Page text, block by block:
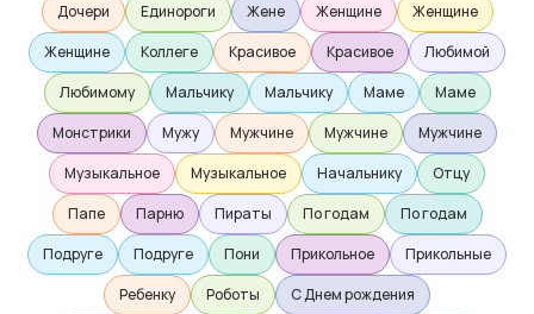
Дочери
Единороги Жене Женщине
Женщине
Женщине
Коллеге Красивое Красивое
Любимой
Любимому
Мальчику Мальчику Маме
Маме
Монстрики
Мужу Мужчине Мужчине
Мужчине
Музыкальное
Музыкальное Начальнику
Отцу
Папе
Парню Пираты По годам
По годам
Подруге
Подруге Пони Прикольное
Прикольные
Ребенку
Роботы
С Днем рождения